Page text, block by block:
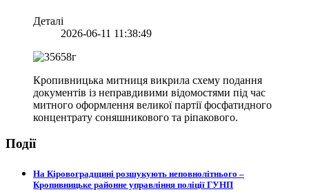
Деталі
2026-06-11 11:38:49
Кропивницька митниця викрила схему подання
документів із неправдивими відомостями під час
митного оформлення великої партії фосфатидного
концентрату соняшникового та ріпакового.
Події
На Кіровоградщині розшукують неповнолітнього –
Кропивницьке районне управління поліції ГУНП